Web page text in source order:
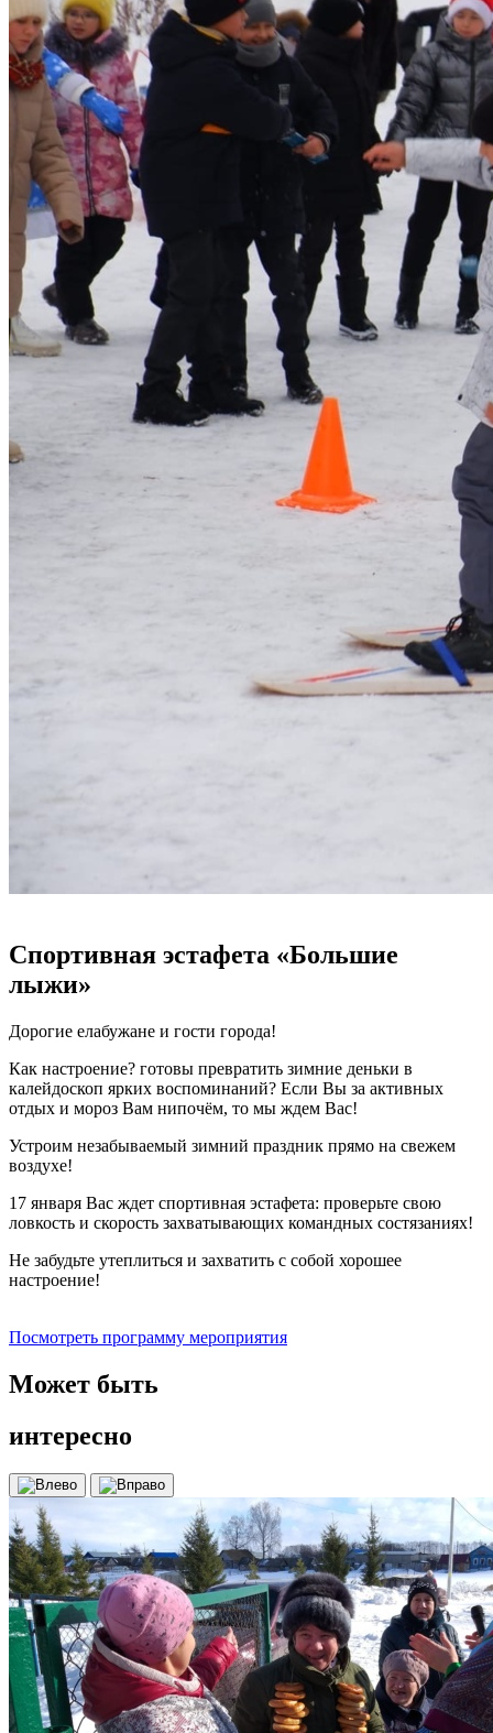
Спортивная эстафета «Большие
лыжи»
Дорогие елабужане и гости города!
Как настроение? готовы превратить зимние деньки в
калейдоскоп ярких воспоминаний? Если Вы за активных
отдых и мороз Вам нипочём, то мы ждем Вас!
Устроим незабываемый зимний праздник прямо на свежем
воздухе!
17 января Вас ждет спортивная эстафета: проверьте свою
ловкость и скорость захватывающих командных состязаниях!
Не забудьте утеплиться и захватить с собой хорошее
настроение!
Посмотреть программу мероприятия
Может быть
интересно